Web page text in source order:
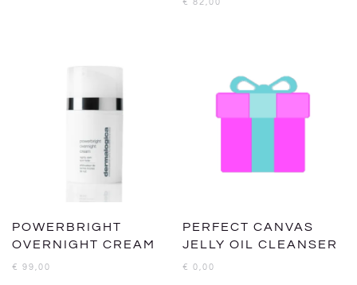
€ 82,00
POWERBRIGHT
OVERNIGHT CREAM
€ 99,00
PERFECT CANVAS
JELLY OIL CLEANSER
€ 0,00